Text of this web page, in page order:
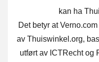
kan ha
Det betyr at
av Thuiswinkel.org,
utført av ICTRecht og